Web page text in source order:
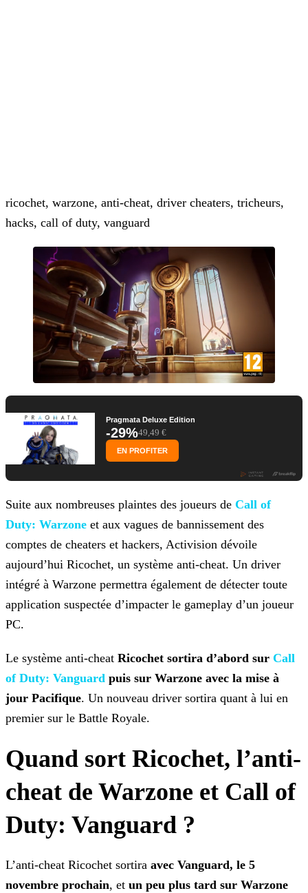
ricochet, warzone, anti-cheat, driver cheaters, tricheurs,
hacks, call of duty, vanguard
Pragmata Deluxe Edition
-29%49,49 €
EN PROFITER
Suite aux nombreuses plaintes des joueurs de Call of
Duty: Warzone et aux vagues de bannissement des
comptes de cheaters et hackers, Activision dévoile
aujourd’hui Ricochet, un système anti-cheat. Un driver
intégré à Warzone permettra également de détecter toute
application suspectée d’impacter le gameplay d’un joueur
PC.
Le système anti-cheat Ricochet sortira d’abord sur Call
of Duty: Vanguard puis sur Warzone avec la mise à
jour Pacifique. Un nouveau driver sortira quant à lui en
premier sur le Battle Royale.
Quand sort Ricochet, l’anti-
cheat de Warzone et Call of
Duty: Vanguard ?
L’anti-cheat Ricochet sortira avec Vanguard, le 5
novembre prochain, et un peu plus tard sur Warzone